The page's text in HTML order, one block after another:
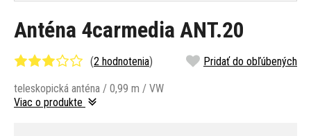
Anténa 4carmedia ANT.20
(2 hodnotenia) Pridať do obľúbených
teleskopická anténa / 0,99 m / VW
Viac o produkte